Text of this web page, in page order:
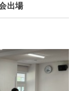
出場